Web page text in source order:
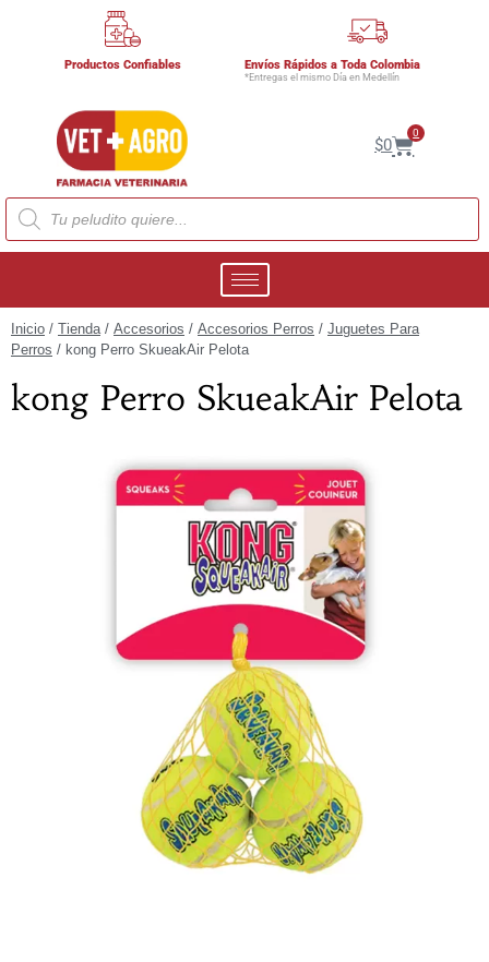
Productos Confiables Envíos Rápidos a Toda Colombia
*Entregas el mismo Día en Medellín
$0
0
Inicio / Tienda/ Accesorios / Accesorios Perros / Juguetes Para
Perros / kong Perro SkueakAir Pelota
kong Perro SkueakAir Pelota